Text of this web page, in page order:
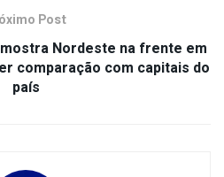
Post
Nordeste na frente em
comparação com capitais do
país